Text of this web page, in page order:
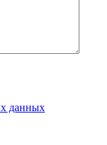
данных